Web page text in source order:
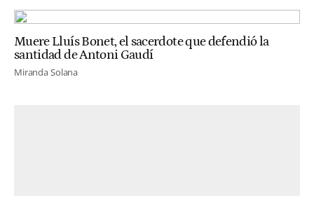
Muere Lluís Bonet, el sacerdote que defendió la
santidad de Antoni Gaudí
Miranda Solana